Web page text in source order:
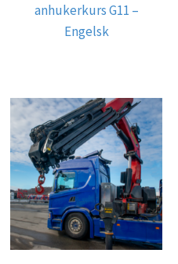
anhukerkurs G11 –
Engelsk